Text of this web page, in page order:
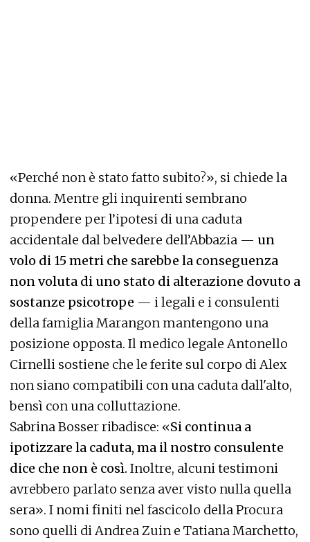
«Perché non è stato fatto subito?», si chiede la
donna. Mentre gli inquirenti sembrano
propendere per l’ipotesi di una caduta
accidentale dal belvedere dell’Abbazia — un
volo di 15 metri che sarebbe la conseguenza
non voluta di uno stato di alterazione dovuto a
sostanze psicotrope — i legali e i consulenti
della famiglia Marangon mantengono una
posizione opposta. Il medico legale Antonello
Cirnelli sostiene che le ferite sul corpo di Alex
non siano compatibili con una caduta dall'alto,
bensì con una colluttazione.
Sabrina Bosser ribadisce: «Si continua a
ipotizzare la caduta, ma il nostro consulente
dice che non è così. Inoltre, alcuni testimoni
avrebbero parlato senza aver visto nulla quella
sera». I nomi finiti nel fascicolo della Procura
sono quelli di Andrea Zuin e Tatiana Marchetto,